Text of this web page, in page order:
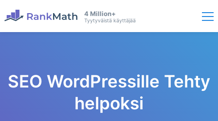
4 Million+
Tyytyväistä käyttäjää
SEO WordPressille Tehty
helpoksi